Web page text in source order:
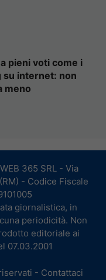
pieni voti come i
su internet: non
meno
365 SRL - Via
- Codice Fiscale
giornalistica, in
periodicità. Non
editoriale ai
07.03.2001
- Contattaci